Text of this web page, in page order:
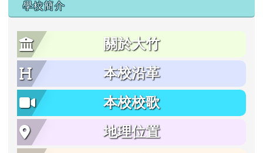
學校簡介
關於大竹
本校沿革
本校校歌
地理位置